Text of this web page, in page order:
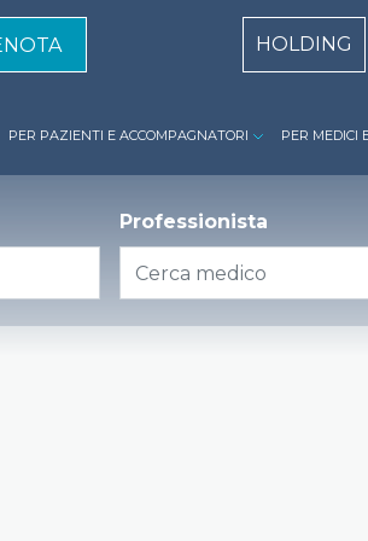
Centri
HOLDING
PER PAZIENTI E ACCOMPAGNATORI PER MEDICI
Professionista